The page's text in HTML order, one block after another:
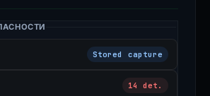
Stored capture
14 det.